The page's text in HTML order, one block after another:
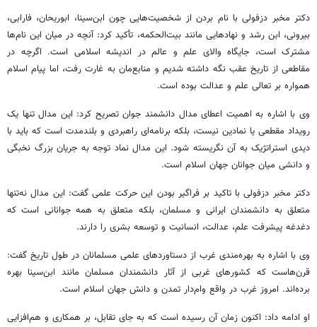
دکتر مخبر دزفولی با نام بردن از شخصیت‌هایی چون ابن‌سینا، ابوریحان، فارابی،
بیرونی، ابن رشد و نهادهایی مانند بیت‌الحکمه، تأکید کرد: آنچه در میان این نام‌ها
مشترک است، جایگاه والای علم و عالم در اندیشه اسلامی است. اگرچه در
مقاطعی از تاریخ عقب نگه داشته شدیم و منابع‌مان به غارت رفت، اما پیام اسلام
همواره بر تعالی علم و عدالت بوده است.
وی با اشاره به اهمیت اعطای مدال دانشمند جوان تصریح کرد: این مدال تنها یک
رویداد مقطعی یا نمادین نیست، بلکه برنامه‌ای راهبردی و بلندمدت است که باید با
دیدی استراتژیک به آن نگریسته شود. این مدال نماد توجه به جریان بزرگ نخبگی
و دانشی میان جوانان جهان اسلام است.
دکتر مخبر دزفولی با تاکید بر فراگیر بودن این حرکت علمی گفت: این مدال نه‌تنها
متعلق به دانشمندان ایرانی و مسلمان، بلکه متعلق به همه جوانانی است که
دغدغه پیشرفت علم، عدالت، انسانیت و توسعه بشری را دارند.
وی با اشاره به بهره‌مندی غرب از دستاوردهای علمی مسلمانان در طول تاریخ گفت:
قرن‌هاست که کشورهای غربی از آثار دانشمندان مسلمان مانند ابن‌سینا بهره
برده‌اند. امروز غرب در واقع وام‌دار تمدن و دانش جهان اسلام است.
او ادامه داد: اکنون زمان آن رسیده است که به جای تقابل، بر همکاری و هم‌افزایی